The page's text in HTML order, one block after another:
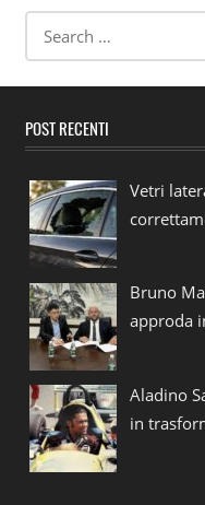
POST RECENTI
Vetri
Bruno
approda
Aladino
in